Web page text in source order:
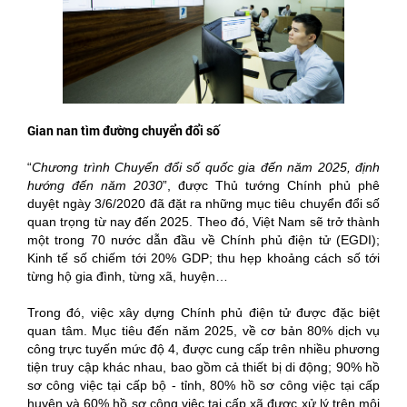
Gian nan tìm đường chuyển đổi số
“Chương trình Chuyển đổi số quốc gia đến năm 2025, định
hướng đến năm 2030”, được Thủ tướng Chính phủ phê
duyệt ngày 3/6/2020 đã đặt ra những mục tiêu chuyển đổi số
quan trọng từ nay đến 2025. Theo đó, Việt Nam sẽ trở thành
một trong 70 nước dẫn đầu về Chính phủ điện tử (EGDI);
Kinh tế số chiếm tới 20% GDP; thu hẹp khoảng cách số tới
từng hộ gia đình, từng xã, huyện…
Trong đó, việc xây dựng Chính phủ điện tử được đặc biệt
quan tâm. Mục tiêu đến năm 2025, về cơ bản 80% dịch vụ
công trực tuyến mức độ 4, được cung cấp trên nhiều phương
tiện truy cập khác nhau, bao gồm cả thiết bị di động; 90% hồ
sơ công việc tại cấp bộ - tỉnh, 80% hồ sơ công việc tại cấp
huyện và 60% hồ sơ công việc tại cấp xã được xử lý trên môi